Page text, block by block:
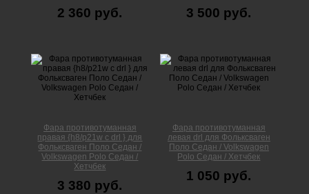
2 360 руб. 3 500 руб.
Фара противотуманная
правая {h8/p21w с drl } для
Фольксваген Поло Cедан /
Volkswagen Polo Седан /
Хетчбек
3 380 руб.
Фара противотуманная
левая drl для Фольксваген
Поло Cедан / Volkswagen
Polo Седан / Хетчбек
1 050 руб.